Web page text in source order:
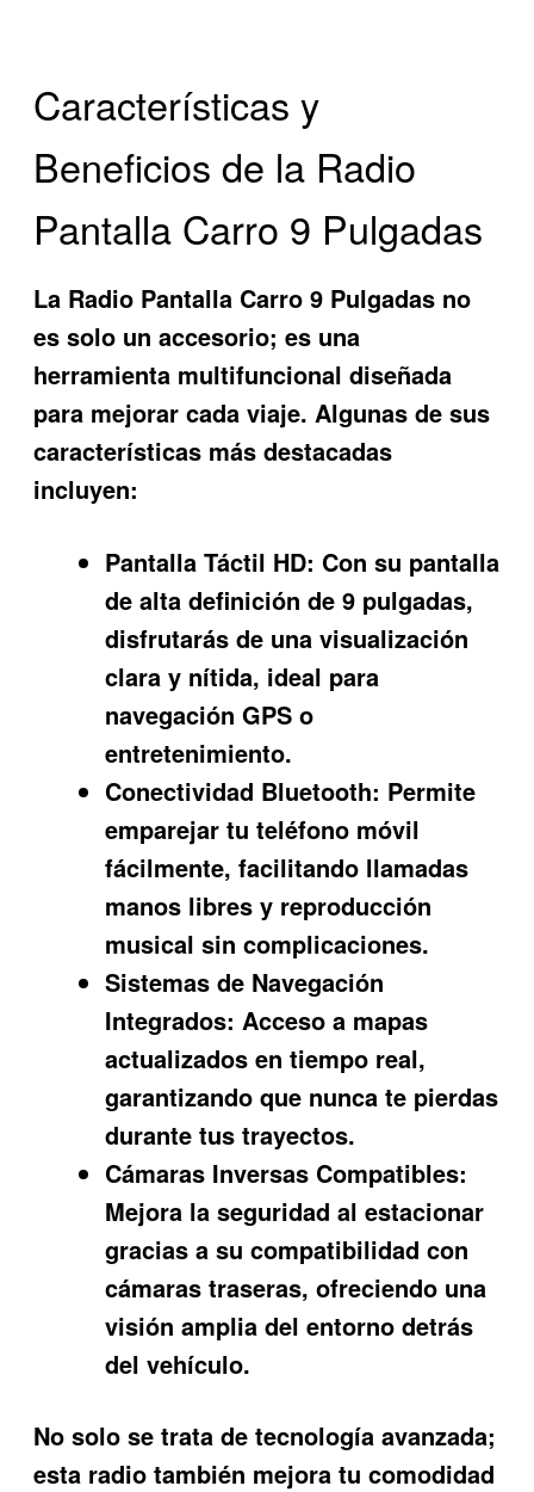
Características y
Beneficios de la Radio
Pantalla Carro 9 Pulgadas
La Radio Pantalla Carro 9 Pulgadas no
es solo un accesorio; es una
herramienta multifuncional diseñada
para mejorar cada viaje. Algunas de sus
características más destacadas
incluyen:
Pantalla Táctil HD: Con su pantalla
de alta definición de 9 pulgadas,
disfrutarás de una visualización
clara y nítida, ideal para
navegación GPS o
entretenimiento.
Conectividad Bluetooth: Permite
emparejar tu teléfono móvil
fácilmente, facilitando llamadas
manos libres y reproducción
musical sin complicaciones.
Sistemas de Navegación
Integrados: Acceso a mapas
actualizados en tiempo real,
garantizando que nunca te pierdas
durante tus trayectos.
Cámaras Inversas Compatibles:
Mejora la seguridad al estacionar
gracias a su compatibilidad con
cámaras traseras, ofreciendo una
visión amplia del entorno detrás
del vehículo.
No solo se trata de tecnología avanzada;
esta radio también mejora tu comodidad